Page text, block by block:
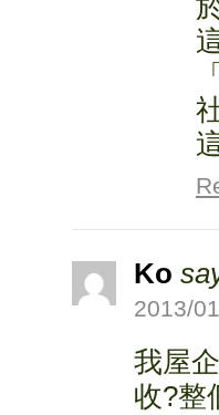
Ko
2013/
我屋
收?整